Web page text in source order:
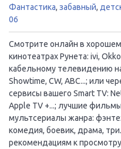
Фантастика, забавный,
06
Смотрите онлайн в
кинотеатрах Рунета: ivi,
кабельному телевидению
Showtime, CW, ABC...; или
сервисы вашего Smart TV:
Apple TV +...; лучшие
мультсериалы жанра:
комедия, боевик, драма,
рекомендациям к